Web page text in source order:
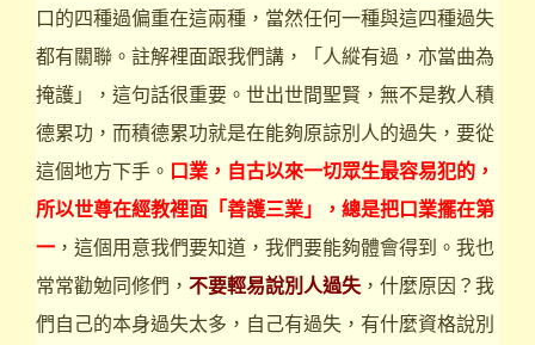
口的四種過偏重在這兩種，當然任何一種與這四種過失
都有關聯。註解裡面跟我們講，「人縱有過，亦當曲為
掩護」，這句話很重要。世出世間聖賢，無不是教人積
德累功，而積德累功就是在能夠原諒別人的過失，要從
這個地方下手。 口業，自古以來一切眾生最容易犯的，
所以世尊在經教裡面「善護三業」，總是把口業擺在第
一 ，這個用意我們要知道，我們要能夠體會得到。我也
常常勸勉同修們， 不要輕易說別人過失 ，什麼原因？我
們自己的本身過失太多，自己有過失，有什麼資格說別